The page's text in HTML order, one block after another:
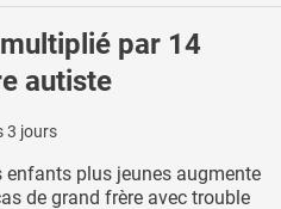
par 14
autiste
3 jours
enfants plus jeunes augmente
de grand frère avec trouble